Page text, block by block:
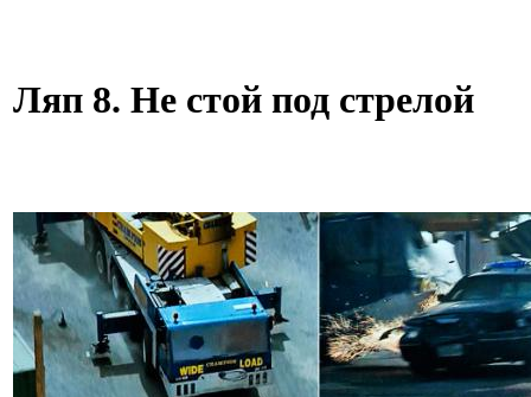
Ляп 8. Не стой под стрелой